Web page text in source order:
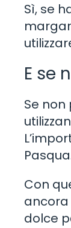
Sì, se
E se
Se
Con
ancora
dolce